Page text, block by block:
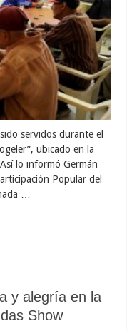
servidos durante el
ubicado en la
lo informó Germán
Popular del
…
y alegría en la
Show